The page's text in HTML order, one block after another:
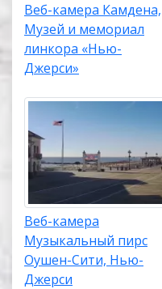
Веб-камера Камдена,
Музей и мемориал
линкора «Нью-
Джерси»
Веб-камера
Музыкальный пирс
Оушен-Сити, Нью-
Джерси